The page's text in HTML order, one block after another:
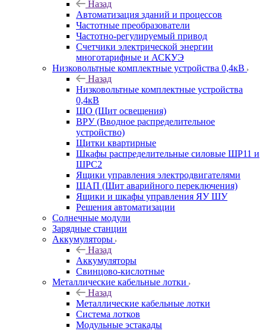
Назад
Автоматизация зданий и процессов
Частотные преобразователи
Частотно-регулируемый привод
Счетчики электрической энергии
многотарифные и АСКУЭ
Низковольтные комплектные устройства 0,4кВ
Назад
Низковольтные комплектные устройства
0,4кВ
ЩО (Щит освещения)
ВРУ (Вводное распределительное
устройство)
Щитки квартирные
Шкафы распределительные силовые ШР11 и
ШРС2
Ящики управления электродвигателями
ЩАП (Щит аварийного переключения)
Ящики и шкафы управления ЯУ ШУ
Решения автоматизации
Солнечные модули
Зарядные станции
Аккумуляторы
Назад
Аккумуляторы
Свинцово-кислотные
Металлические кабельные лотки
Назад
Металлические кабельные лотки
Система лотков
Модульные эстакады